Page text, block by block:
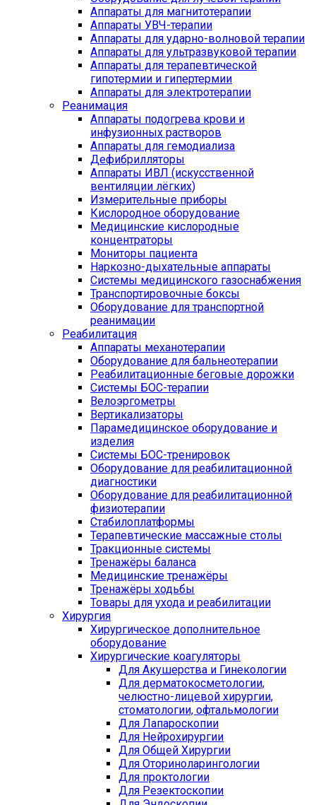
Аппараты для магнитотерапии
Аппараты УВЧ-терапии
Аппараты для ударно-волновой терапии
Аппараты для ультразвуковой терапии
Аппараты для терапевтической
гипотермии и гипертермии
Аппараты для электротерапии
Реанимация
Аппараты подогрева крови и
инфузионных растворов
Аппараты для гемодиализа
Дефибрилляторы
Аппараты ИВЛ (искусственной
вентиляции лёгких)
Измерительные приборы
Кислородное оборудование
Медицинские кислородные
концентраторы
Мониторы пациента
Наркозно-дыхательные аппараты
Системы медицинского газоснабжения
Транспортировочные боксы
Оборудование для транспортной
реанимации
Реабилитация
Аппараты механотерапии
Оборудование для бальнеотерапии
Реабилитационные беговые дорожки
Системы БОС-терапии
Велоэргометры
Вертикализаторы
Парамедицинское оборудование и
изделия
Системы БОС-тренировок
Оборудование для реабилитационной
диагностики
Оборудование для реабилитационной
физиотерапии
Стабилоплатформы
Терапевтические массажные столы
Тракционные системы
Тренажёры баланса
Медицинские тренажёры
Тренажёры ходьбы
Товары для ухода и реабилитации
Хирургия
Хирургическое дополнительное
оборудование
Хирургические коагуляторы
Для Акушерства и Гинекологии
Для дерматокосметологии,
челюстно-лицевой хирургии,
стоматологии, офтальмологии
Для Лапароскопии
Для Нейрохирургии
Для Общей Хирургии
Для Оториноларингологии
Для проктологии
Для Резектоскопии